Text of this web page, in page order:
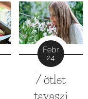
Febr
24
7 ötlet
tavaszi